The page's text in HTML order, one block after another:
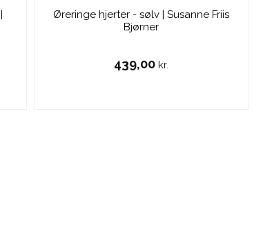
Øreringe hjerter - sølv | Susanne Friis
Bjørner
439,00 kr.